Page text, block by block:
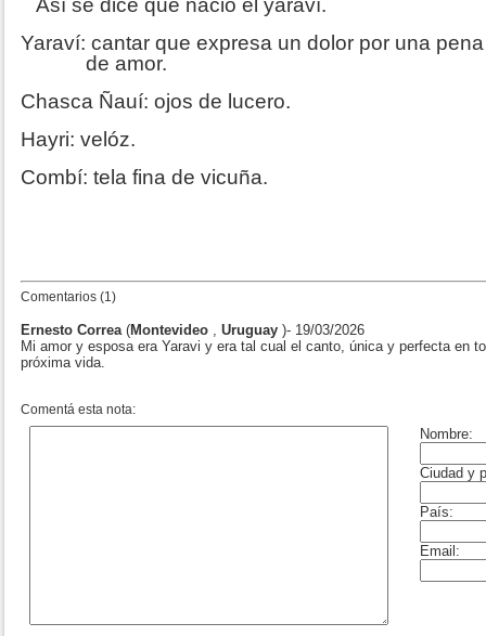
Así se dice que nació el yaraví.
Yaraví: cantar que expresa un dolor por una
de amor.
Chasca Ñauí: ojos de lucero.
Hayri: velóz.
Combí: tela fina de vicuña.
Comentarios (1)
Ernesto Correa (Montevideo Uruguay )- 19/03/2026
Mi amor y esposa era Yaravi y era tal cual el canto, única y perfecta en
próxima vida.
Comentá esta nota: